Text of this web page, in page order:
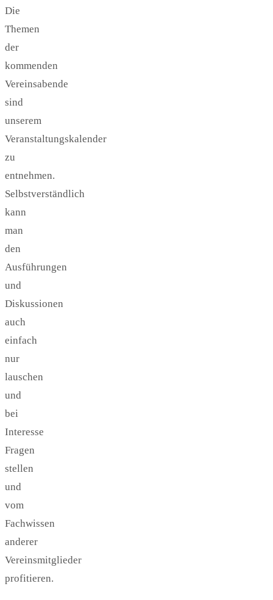
Die
Themen
der
kommenden
Vereinsabende
sind
unserem
Veranstaltungskalender
zu
entnehmen.
Selbstverständlich
kann
man
den
Ausführungen
und
Diskussionen
auch
einfach
nur
lauschen
und
bei
Interesse
Fragen
stellen
und
vom
Fachwissen
anderer
Vereinsmitglieder
profitieren.